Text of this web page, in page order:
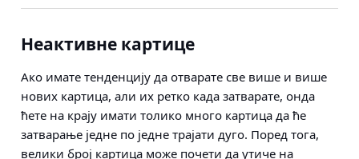
Неактивне картице
Ако имате тенденцију да отварате све више и више
нових картица, али их ретко када затварате, онда
ћете на крају имати толико много картица да ће
затварање једне по једне трајати дуго. Поред тога,
велики број картица може почети да утиче на